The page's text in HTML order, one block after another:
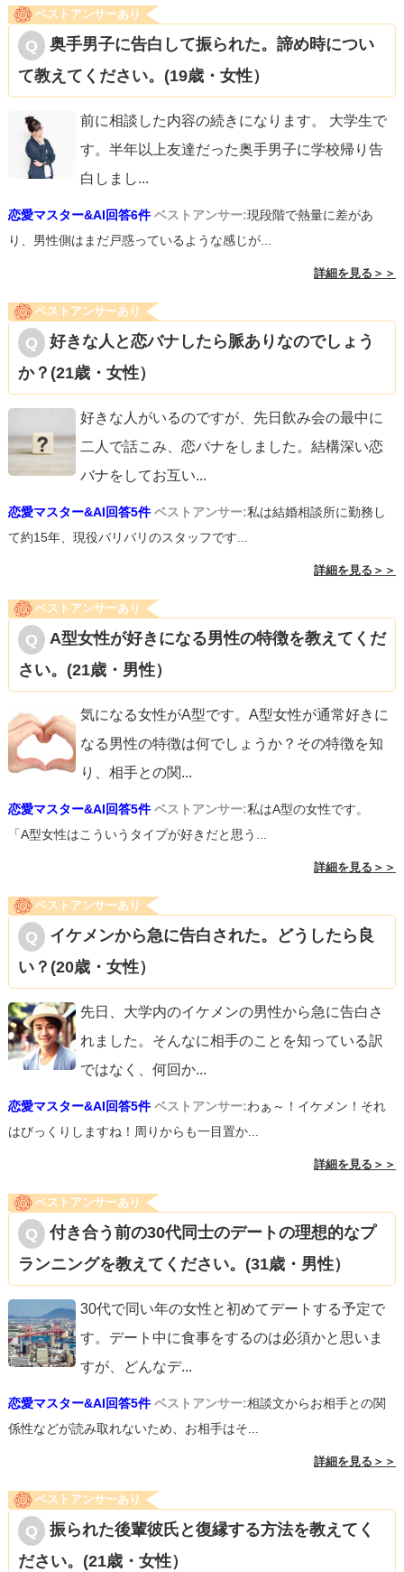
ベストアンサーあり
奥手男子に告白して振られた。諦め時につい
て教えてください。(19歳・女性）
前に相談した内容の続きになります。 大学生で
す。半年以上友達だった奥手男子に学校帰り告
白しまし...
恋愛マスター&AI回答6件 ベストアンサー:現段階で熱量に差があ
り、男性側はまだ戸惑っているような感じが...
詳細を見る＞＞
ベストアンサーあり
好きな人と恋バナしたら脈ありなのでしょう
か？(21歳・女性）
好きな人がいるのですが、先日飲み会の最中に
二人で話こみ、恋バナをしました。結構深い恋
バナをしてお互い...
恋愛マスター&AI回答5件 ベストアンサー:私は結婚相談所に勤務し
て約15年、現役バリバリのスタッフです...
詳細を見る＞＞
ベストアンサーあり
A型女性が好きになる男性の特徴を教えてくだ
さい。(21歳・男性）
気になる女性がA型です。A型女性が通常好きに
なる男性の特徴は何でしょうか？その特徴を知
り、相手との関...
恋愛マスター&AI回答5件 ベストアンサー:私はA型の女性です。
「A型女性はこういうタイプが好きだと思う...
詳細を見る＞＞
ベストアンサーあり
イケメンから急に告白された。どうしたら良
い？(20歳・女性）
先日、大学内のイケメンの男性から急に告白さ
れました。そんなに相手のことを知っている訳
ではなく、何回か...
恋愛マスター&AI回答5件 ベストアンサー:わぁ～！イケメン！それ
はびっくりしますね！周りからも一目置か...
詳細を見る＞＞
ベストアンサーあり
付き合う前の30代同士のデートの理想的なプ
ランニングを教えてください。(31歳・男性）
30代で同い年の女性と初めてデートする予定で
す。デート中に食事をするのは必須かと思いま
すが、どんなデ...
恋愛マスター&AI回答5件 ベストアンサー:相談文からお相手との関
係性などが読み取れないため、お相手はそ...
詳細を見る＞＞
ベストアンサーあり
振られた後輩彼氏と復縁する方法を教えてく
ださい。(21歳・女性）